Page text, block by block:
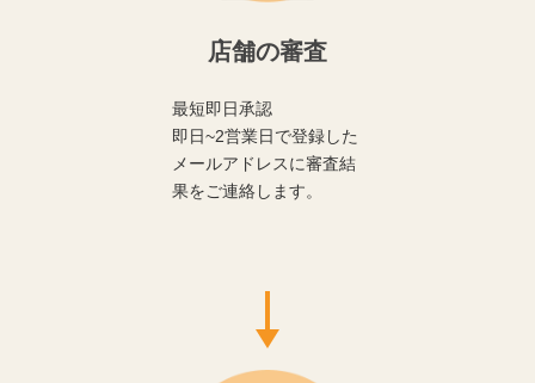
店舗の審査
最短即日承認
即日~2営業日で登録した
メールアドレスに審査結
果をご連絡します。